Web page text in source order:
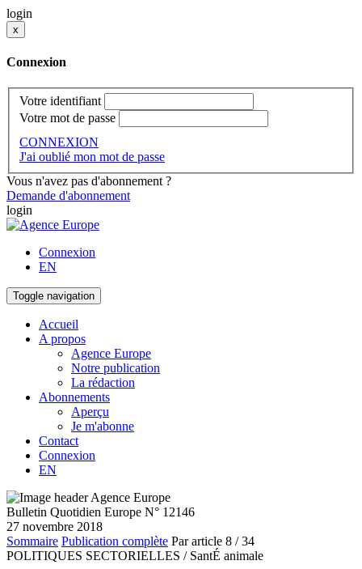
login
x
Connexion
Votre identifiant
Votre mot de passe
CONNEXION
J'ai oublié mon mot de passe
Vous n'avez pas d'abonnement ?
Demande d'abonnement
login
Connexion
EN
Toggle navigation
Accueil
A propos
Agence Europe
Notre publication
La rédaction
Abonnements
Aperçu
Je m'abonne
Contact
Connexion
EN
Bulletin Quotidien Europe N° 12146
27 novembre 2018
Sommaire Publication complète Par article 8 / 34
POLITIQUES SECTORIELLES / SantÉ animale